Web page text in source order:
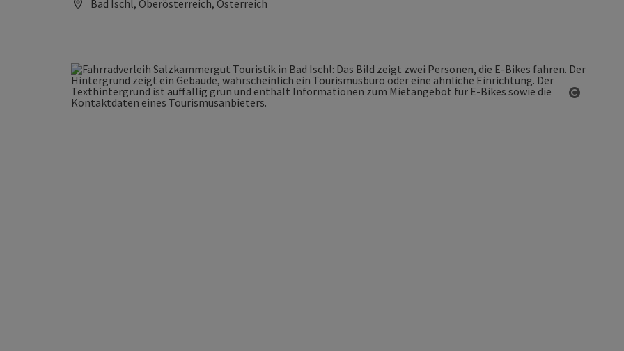
Bad Ischl, Oberösterreich, Österreich